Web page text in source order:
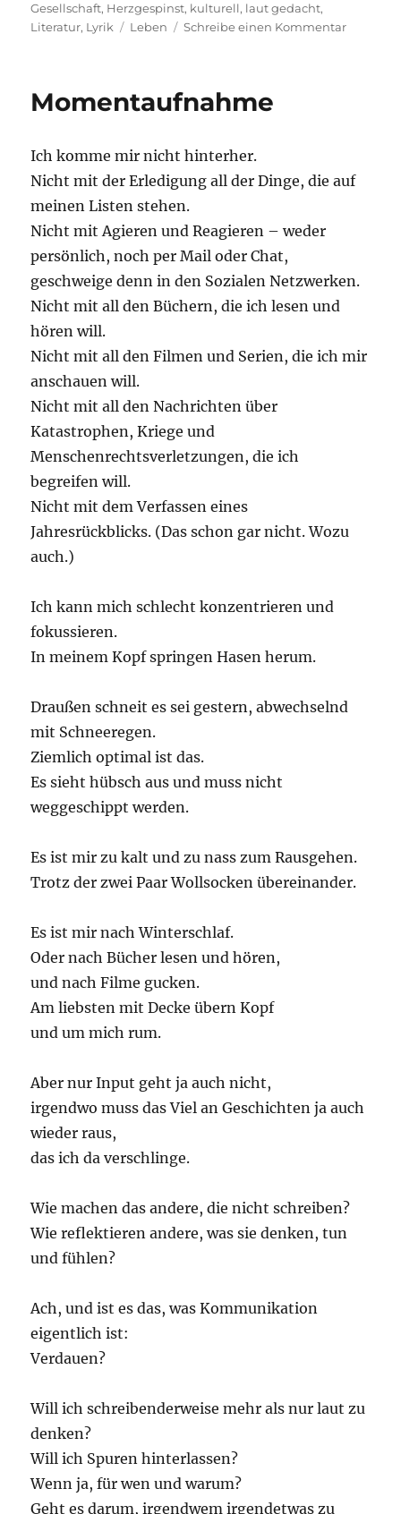
am
Gesellschaft, Herzgespinst, kulturell, laut gedacht,
Literatur, Lyrik Schlagwörter
Leben Schreibe einen Kommentarzu
Momentaufnahme
Ich komme mir nicht hinterher.
Nicht mit der Erledigung all der Dinge, die auf
meinen Listen stehen.
Nicht mit Agieren und Reagieren – weder
persönlich, noch per Mail oder Chat,
geschweige denn in den Sozialen Netzwerken.
Nicht mit all den Büchern, die ich lesen und
hören will.
Nicht mit all den Filmen und Serien, die ich mir
anschauen will.
Nicht mit all den Nachrichten über
Katastrophen, Kriege und
Menschenrechtsverletzungen, die ich
begreifen will.
Nicht mit dem Verfassen eines
Jahresrückblicks. (Das schon gar nicht. Wozu
auch.)
Ich kann mich schlecht konzentrieren und
fokussieren.
In meinem Kopf springen Hasen herum.
Draußen schneit es sei gestern, abwechselnd
mit Schneeregen.
Ziemlich optimal ist das.
Es sieht hübsch aus und muss nicht
weggeschippt werden.
Es ist mir zu kalt und zu nass zum Rausgehen.
Trotz der zwei Paar Wollsocken übereinander.
Es ist mir nach Winterschlaf.
Oder nach Bücher lesen und hören,
und nach Filme gucken.
Am liebsten mit Decke übern Kopf
und um mich rum.
Aber nur Input geht ja auch nicht,
irgendwo muss das Viel an Geschichten ja auch
wieder raus,
das ich da verschlinge.
Wie machen das andere, die nicht schreiben?
Wie reflektieren andere, was sie denken, tun
und fühlen?
Ach, und ist es das, was Kommunikation
eigentlich ist:
Verdauen?
Will ich schreibenderweise mehr als nur laut zu
denken?
Will ich Spuren hinterlassen?
Wenn ja, für wen und warum?
Geht es darum, irgendwem irgendetwas zu